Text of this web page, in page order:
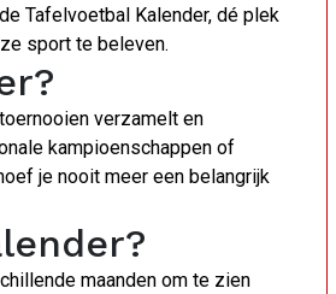
Tafelvoetbal Kalender, dé plek
sport te beleven.
verzamelt en
kampioenschappen of
je nooit meer een belangrijk
maanden om te zien